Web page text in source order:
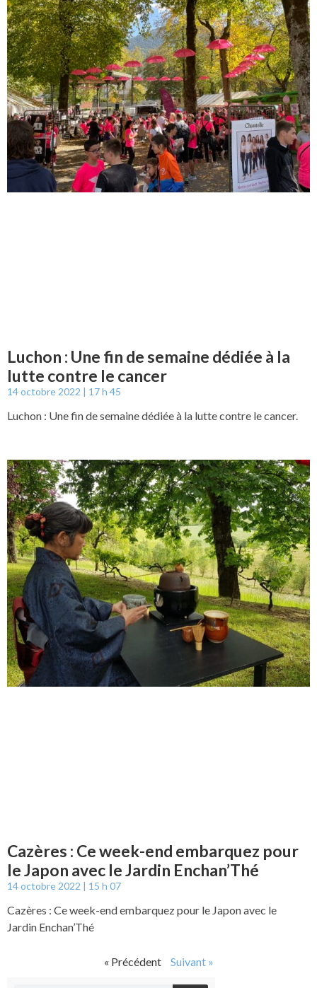
Luchon : Une fin de semaine dédiée à la
lutte contre le cancer
14 octobre 2022 17 h 45
Luchon : Une fin de semaine dédiée à la lutte contre le cancer.
Cazères : Ce week-end embarquez pour
le Japon avec le Jardin Enchan’Thé
14 octobre 2022 15 h 07
Cazères : Ce week-end embarquez pour le Japon avec le
Jardin Enchan’Thé
« Précédent Suivant »